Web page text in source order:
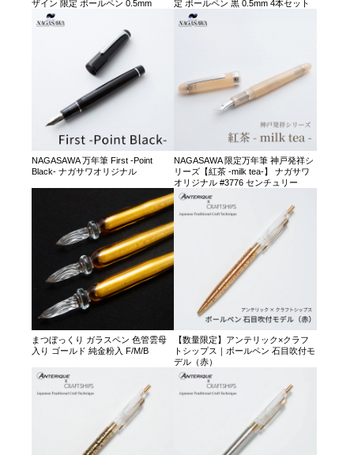
ザイン 限定 ボールペン 0.5mm 定 ボールペン 黒 0.5mm 4本セット
NAGASAWA 万年筆 First -Point
Black- ナガサワオリジナル
NAGASAWA 限定万年筆 神戸発祥シ
リーズ【紅茶 -milk tea-】 ナガサワ
オリジナル #3776 センチュリー
まつぼっくり ガラスペン 色管雲母
入り ゴールド 純金粉入 F/M/B
【数量限定】アンテリック×クラフ
トシップス｜ボールペン 石目吹付モ
デル（赤）